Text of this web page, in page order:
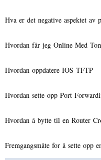
Hva er det negative aspektet
Hvordan får jeg Online Med
Hvordan oppdatere IOS TFTP
Hvordan sette opp Port
Hvordan å bytte til en Router
Fremgangsmåte for å sette opp